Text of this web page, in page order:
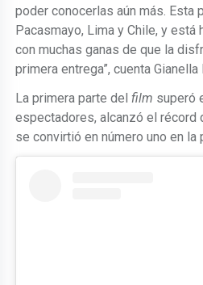
poder conocerlas aún más. Esta
Pacasmayo, Lima y Chile, y está
con muchas ganas de que la
primera entrega”, cuenta Gianella
La primera parte delfilm superó
espectadores, alcanzó el récord
se convirtió en número uno en la